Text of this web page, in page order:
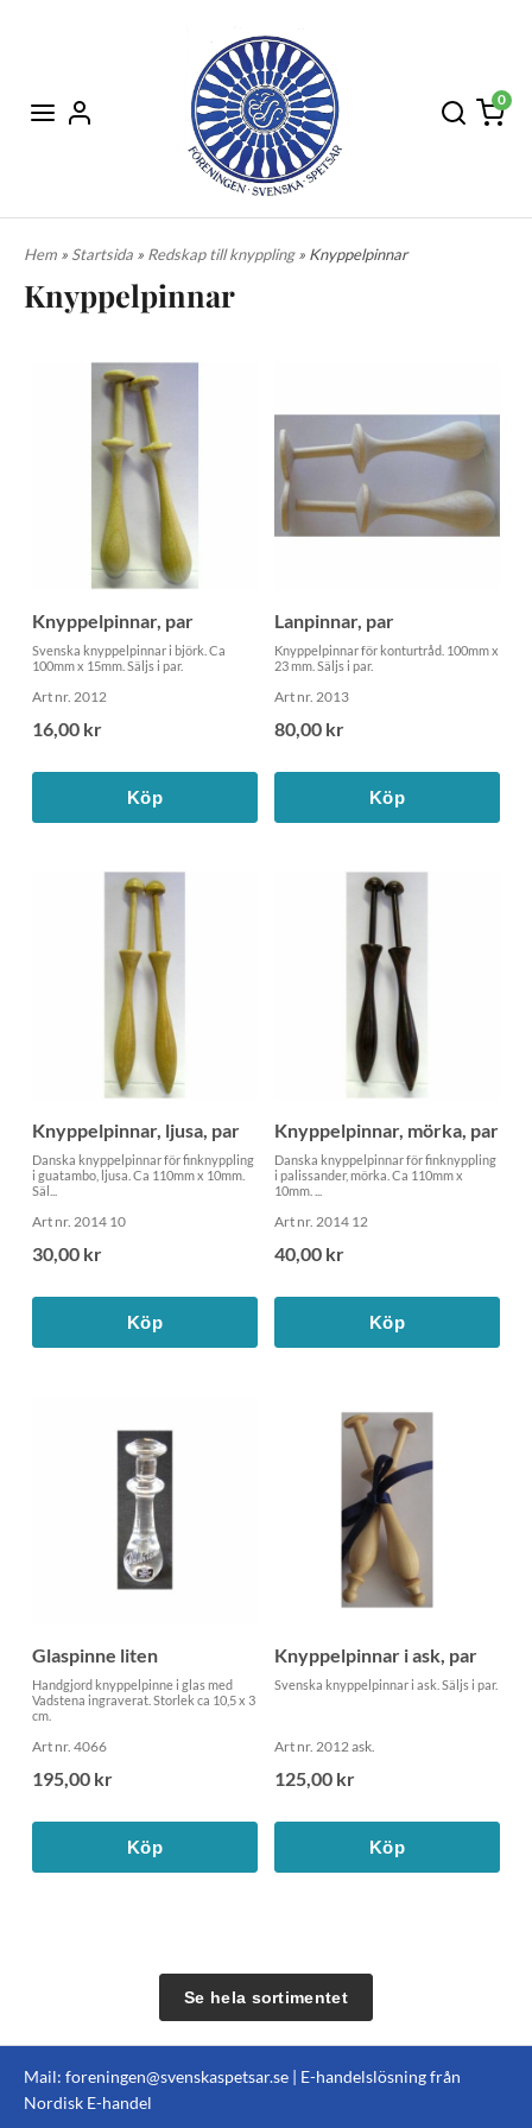
0
Hem » Startsida » Redskap till knyppling» Knyppelpinnar
Knyppelpinnar
Knyppelpinnar, par
Svenska knyppelpinnar i björk. Ca
100mm x 15mm. Säljs i par.
Art nr. 2012
16,00 kr
Köp
Lanpinnar, par
Knyppelpinnar för konturtråd. 100mm x
23 mm. Säljs i par.
Art nr. 2013
80,00 kr
Köp
Knyppelpinnar, ljusa, par
Danska knyppelpinnar för finknyppling
i guatambo, ljusa. Ca 110mm x 10mm.
Säl...
Art nr. 2014 10
30,00 kr
Köp
Knyppelpinnar, mörka, par
Danska knyppelpinnar för finknyppling
i palissander, mörka. Ca 110mm x
10mm. ...
Art nr. 2014 12
40,00 kr
Köp
Glaspinne liten
Handgjord knyppelpinne i glas med
Vadstena ingraverat. Storlek ca 10,5 x 3
cm.
Art nr. 4066
195,00 kr
Köp
Knyppelpinnar i ask, par
Svenska knyppelpinnar i ask. Säljs i par.
Art nr. 2012 ask.
125,00 kr
Köp
Se hela sortimentet
Mail: foreningen@svenskaspetsar.se | E-handelslösning från
Nordisk E-handel